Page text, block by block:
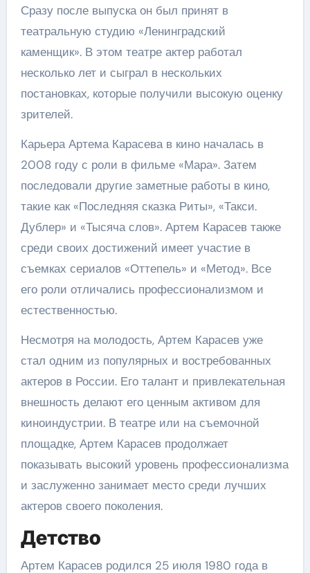
Сразу после выпуска он был принят в
театральную студию «Ленинградский
каменщик». В этом театре актер работал
несколько лет и сыграл в нескольких
постановках, которые получили высокую оценку
зрителей.
Карьера Артема Карасева в кино началась в
2008 году с роли в фильме «Мара». Затем
последовали другие заметные работы в кино,
такие как «Последняя сказка Риты», «Такси.
Дублер» и «Тысяча слов». Артем Карасев также
среди своих достижений имеет участие в
съемках сериалов «Оттепель» и «Метод». Все
его роли отличались профессионализмом и
естественностью.
Несмотря на молодость, Артем Карасев уже
стал одним из популярных и востребованных
актеров в России. Его талант и привлекательная
внешность делают его ценным активом для
киноиндустрии. В театре или на съемочной
площадке, Артем Карасев продолжает
показывать высокий уровень профессионализма
и заслуженно занимает место среди лучших
актеров своего поколения.
Детство
Артем Карасев родился 25 июля 1980 года в